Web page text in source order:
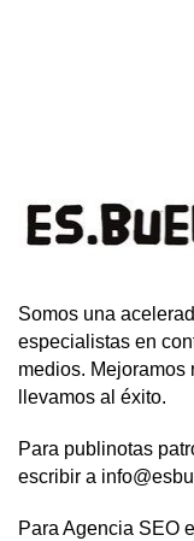
Somos una
especialistas en
medios. Mejoramos
llevamos al éxito.
Para publinotas
escribir a
Para Agencia SEO